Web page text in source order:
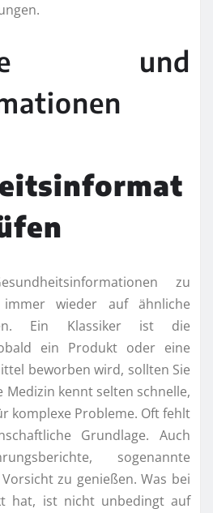
und
zu
wieder auf ähnliche
Ein Klassiker ist die
ein Produkt oder eine
beworben wird, sollten Sie
Medizin kennt selten schnelle,
komplexe Probleme. Oft fehlt
Grundlage. Auch
sogenannte
zu genießen. Was bei
hat, ist nicht unbedingt auf